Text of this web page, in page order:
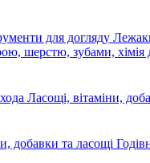
для догляду
шерстю, зубами, хімія
Ласощі, вітаміни,
добавки та ласощі